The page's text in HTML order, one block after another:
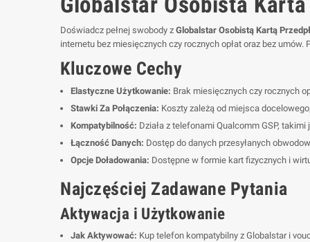
Doświadcz pełnej swobody z Globalstar Osobistą Kartą
internetu bez miesięcznych czy rocznych opłat oraz bez umów.
Kluczowe Cechy
Elastyczne Użytkowanie: Brak miesięcznych czy rocznych
Stawki Za Połączenia: Koszty zależą od miejsca
Kompatybilność: Działa z telefonami Qualcomm GSP, takimi
Łączność Danych: Dostęp do danych przesyłanych
Opcje Doładowania: Dostępne w formie kart fizycznych i
Najczęściej Zadawane Pytania
Aktywacja i Użytkowanie
Jak Aktywować: Kup telefon kompatybilny z Globalstar i